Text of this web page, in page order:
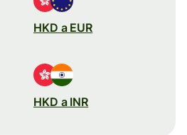
HKD a EUR
HKD a INR